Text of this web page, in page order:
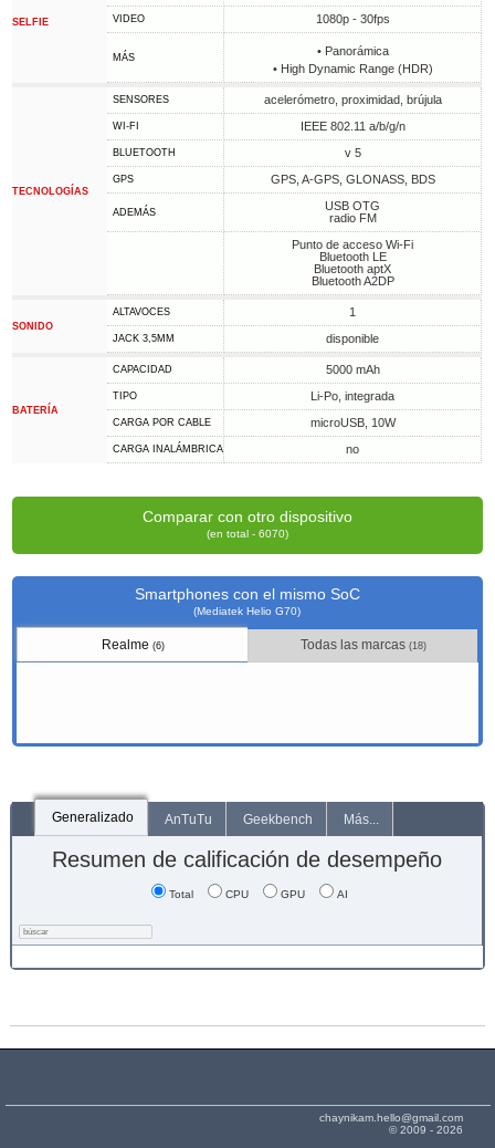
SELFIE VIDEO 1080p - 30fps
MÁS
• Panorámica
• High Dynamic Range (HDR)
TECNOLOGÍAS
SENSORES acelerómetro, proximidad, brújula
WI-FI IEEE 802.11 a/b/g/n
BLUETOOTH v 5
GPS GPS, A-GPS, GLONASS, BDS
ADEMÁS
USB OTG
radio FM
Punto de acceso Wi-Fi
Bluetooth LE
Bluetooth aptX
Bluetooth A2DP
SONIDO
ALTAVOCES 1
JACK 3,5MM disponible
BATERÍA
CAPACIDAD 5000 mAh
TIPO Li-Po, integrada
CARGA POR CABLE microUSB, 10W
CARGA INALÁMBRICA no
Comparar con otro dispositivo
(en total - 6070)
Smartphones con el mismo SoC
(Mediatek Helio G70)
Realme (6) Todas las marcas (18)
Generalizado AnTuTu Geekbench Más...
Resumen de calificación de desempeño
Total CPU GPU AI
chaynikam.hello@gmail.com
© 2009 - 2026